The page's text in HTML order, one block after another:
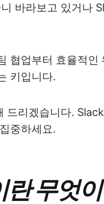
바라보고 있거나
협업부터 효율적
키입니다.
드리겠습니다.
중하세요.
무엇